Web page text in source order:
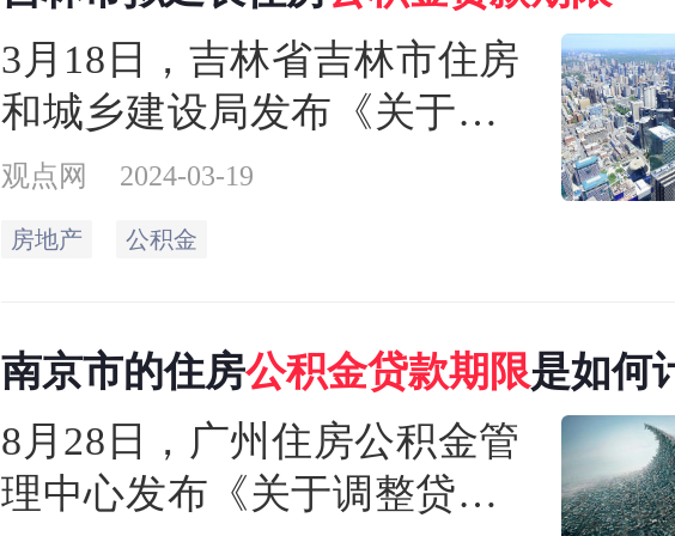
3月18日，吉林省吉林市住房
和城乡建设局发布《关于对
公开征求意见的公告》，4月
17日前就意见稿向公众征求
据意见稿，吉林市拟延长住
房公积金贷款期限至法定离
退休年龄后五年
观点网 2024-03-19
房地产 公积金
南京市的住房公积金贷款期限是如何
的？
8月28日，广州住房公积金管
理中心发布《关于调整贷款